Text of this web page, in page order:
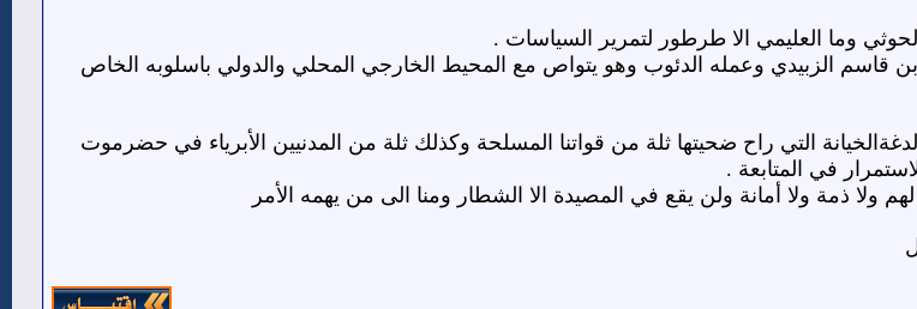
وما العليمي الا طرطور لتمرير السياسات .
قاسم الزبيدي وعمله الدئوب وهو يتواص مع المحيط الخارجي المحلي والدولي باسلوبه الخاص
التي راح ضحيتها ثلة من قواتنا المسلحة وكذلك ثلة من المدنيين الأبرياء في حضرموت
في المتابعة .
ولا ذمة ولا أمانة ولن يقع في المصيدة الا الشطار ومنا الى من يهمه الأمر